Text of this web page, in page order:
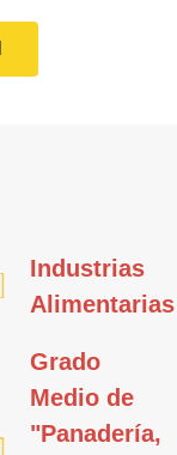
Industrias
Alimentarias
Grado
Medio de
"Panadería,